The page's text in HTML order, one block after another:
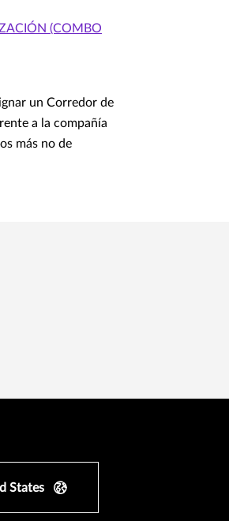
(COMBO
un Corredor de
a la compañía
más no de
States